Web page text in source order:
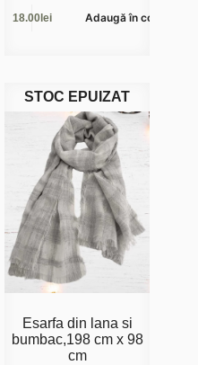
18.00lei Adaugă în coș
STOC EPUIZAT
Esarfa din lana si
bumbac,198 cm x 98
cm